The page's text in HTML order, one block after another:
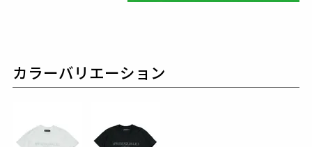
カラーバリエーション